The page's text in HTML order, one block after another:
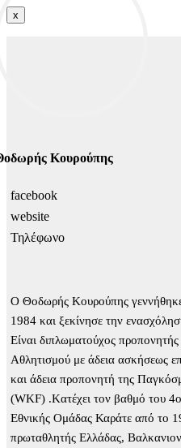
Προπονητής
Μήνυμα
x
Κουρούπης
facebook
website
Τηλέφωνο
Ο Θοδωρής Κουρούπης
1984 και ξεκίνησε την
Είναι διπλωματούχος
Αθλητισμού με άδεια ασκήσεως
και άδεια προπονητή της
(WKF) .Kατέχει τον βαθμό του
Εθνικής Ομάδας Καράτε από το
πρωταθλητής Ελλάδας,